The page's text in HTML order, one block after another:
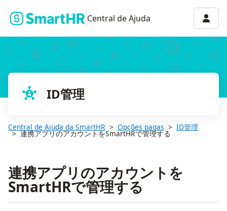
Central de Ajuda
ID管理
Central de Ajuda da SmartHR Opções pagas ID管理
連携アプリのアカウントをSmartHRで管理する
連携アプリのアカウントを
SmartHRで管理する